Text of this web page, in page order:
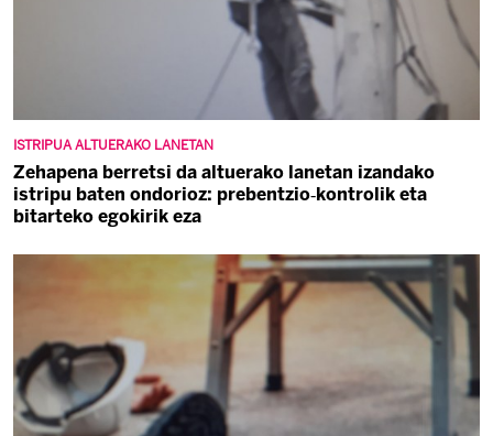
ISTRIPUA ALTUERAKO LANETAN
Zehapena berretsi da altuerako lanetan izandako
istripu baten ondorioz: prebentzio‑kontrolik eta
bitarteko egokirik eza